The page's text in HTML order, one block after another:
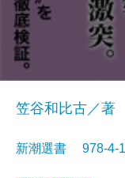
笠谷和比古／著
新潮選書 978-4-